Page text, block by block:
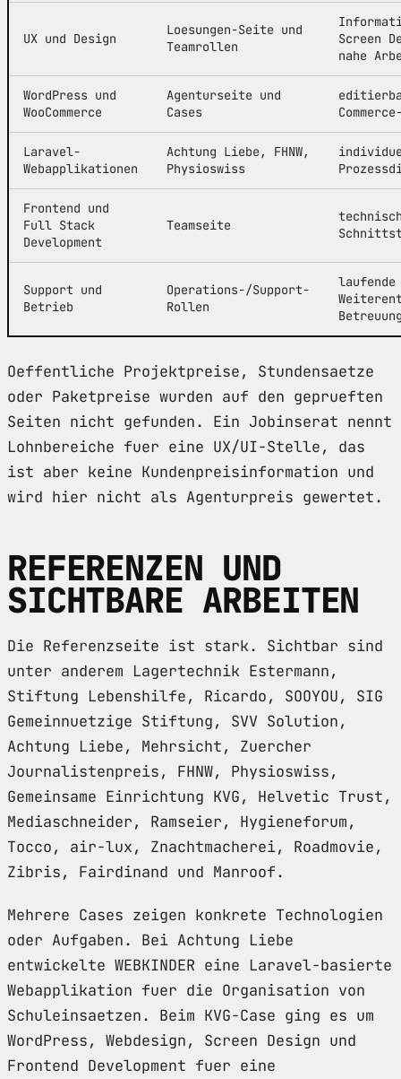
UX und Design
Loesungen-Seite und
Teamrollen
Screen
nahe
WordPress und
WooCommerce
Agenturseite und
Cases
Laravel-
Webapplikationen
Achtung Liebe, FHNW,
Physioswiss
Frontend und
Full Stack
Development
Teamseite
Support und
Betrieb
Operations-/Support-
Rollen
laufende
Oeffentliche Projektpreise, Stundensaetze
oder Paketpreise wurden auf den geprueften
Seiten nicht gefunden. Ein Jobinserat nennt
Lohnbereiche fuer eine UX/UI-Stelle, das
ist aber keine Kundenpreisinformation und
wird hier nicht als Agenturpreis gewertet.
REFERENZEN UND
SICHTBARE ARBEITEN
Die Referenzseite ist stark. Sichtbar sind
unter anderem Lagertechnik Estermann,
Stiftung Lebenshilfe, Ricardo, SOOYOU, SIG
Gemeinnuetzige Stiftung, SVV Solution,
Achtung Liebe, Mehrsicht, Zuercher
Journalistenpreis, FHNW, Physioswiss,
Gemeinsame Einrichtung KVG, Helvetic Trust,
Mediaschneider, Ramseier, Hygieneforum,
Tocco, air-lux, Znachtmacherei, Roadmovie,
Zibris, Fairdinand und Manroof.
Mehrere Cases zeigen konkrete Technologien
oder Aufgaben. Bei Achtung Liebe
entwickelte WEBKINDER eine Laravel-basierte
Webapplikation fuer die Organisation von
Schuleinsaetzen. Beim KVG-Case ging es um
WordPress, Webdesign, Screen Design und
Frontend Development fuer eine